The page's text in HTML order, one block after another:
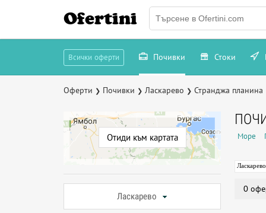
Ofertini
Всички оферти Почивки Стоки
Оферти ❯ Почивки ❯ Ласкарево ❯ Странджа планина
Отиди към картата
Ласкарево
Море
Ласкарево
0